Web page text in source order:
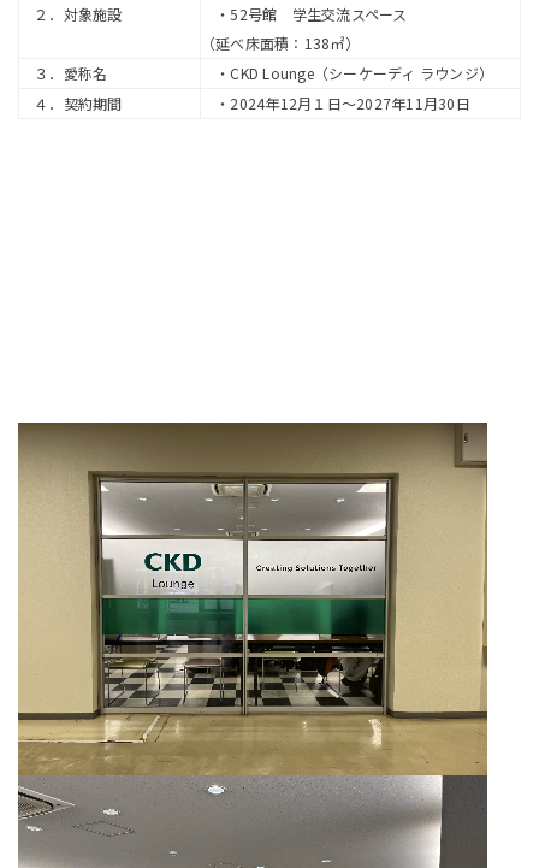
２．対象施設
・52号館 学生交流スペース
（延べ床面積：138㎡）
３．愛称名
・CKD Lounge（シーケーディ ラウンジ）
４．契約期間
・2024年12月１日～2027年11月30日